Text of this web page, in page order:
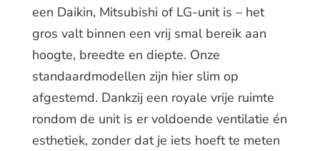
een Daikin, Mitsubishi of LG-unit is – het
gros valt binnen een vrij smal bereik aan
hoogte, breedte en diepte. Onze
standaardmodellen zijn hier slim op
afgestemd. Dankzij een royale vrije ruimte
rondom de unit is er voldoende ventilatie én
esthetiek, zonder dat je iets hoeft te meten